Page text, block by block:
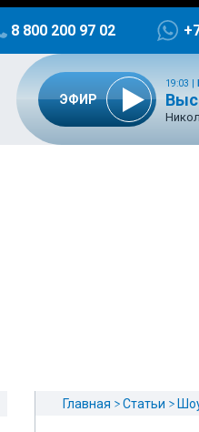
8 800 200 97 02
ЭФИР
19:03
Главная Статьи